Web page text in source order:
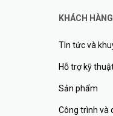
KHÁCH HÀNG
TIn tức và
Hỗ trợ kỹ
Sản phẩm
Công trình và